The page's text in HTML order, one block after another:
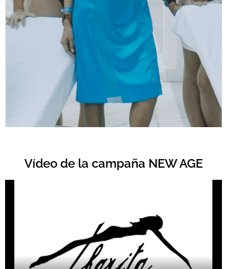
Vídeo de la campaña NEW AGE